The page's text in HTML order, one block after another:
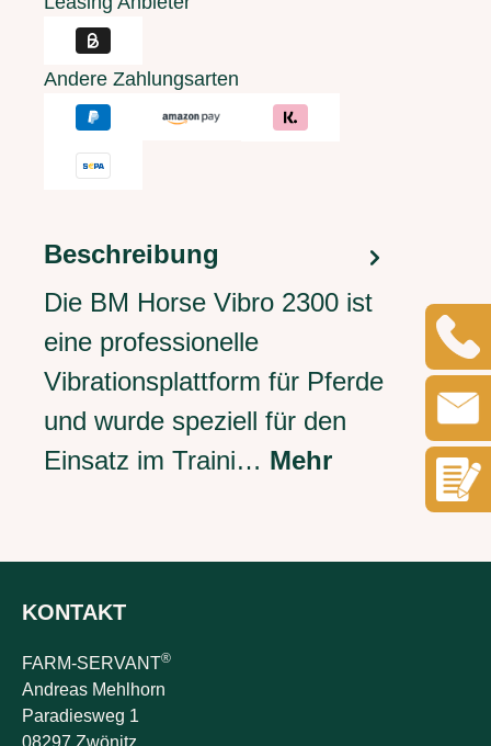
Andere Zahlungsarten
Beschreibung
Die BM Horse Vibro 2300 ist
eine professionelle
Vibrationsplattform für Pferde
und wurde speziell für den
Einsatz im Traini… Mehr
KONTAKT
FARM-SERVANT®
Andreas Mehlhorn
Paradiesweg 1
08297 Zwönitz